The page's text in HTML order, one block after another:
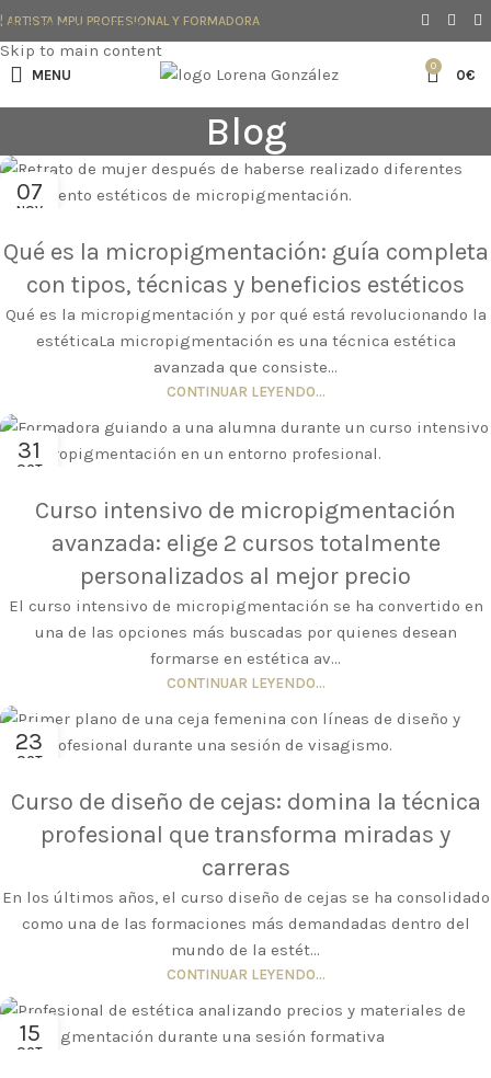
Skip to navigation
Skip to main content
| ARTISTA MPU PROFESIONAL Y FORMADORA
MENU
0
0€
Blog
07
NOV
Qué es la micropigmentación: guía completa
con tipos, técnicas y beneficios estéticos
Qué es la micropigmentación y por qué está revolucionando la
estéticaLa micropigmentación es una técnica estética
avanzada que consiste...
CONTINUAR LEYENDO...
31
OCT
Curso intensivo de micropigmentación
avanzada: elige 2 cursos totalmente
personalizados al mejor precio
El curso intensivo de micropigmentación se ha convertido en
una de las opciones más buscadas por quienes desean
formarse en estética av...
CONTINUAR LEYENDO...
23
OCT
Curso de diseño de cejas: domina la técnica
profesional que transforma miradas y
carreras
En los últimos años, el curso diseño de cejas se ha consolidado
como una de las formaciones más demandadas dentro del
mundo de la estét...
CONTINUAR LEYENDO...
15
OCT